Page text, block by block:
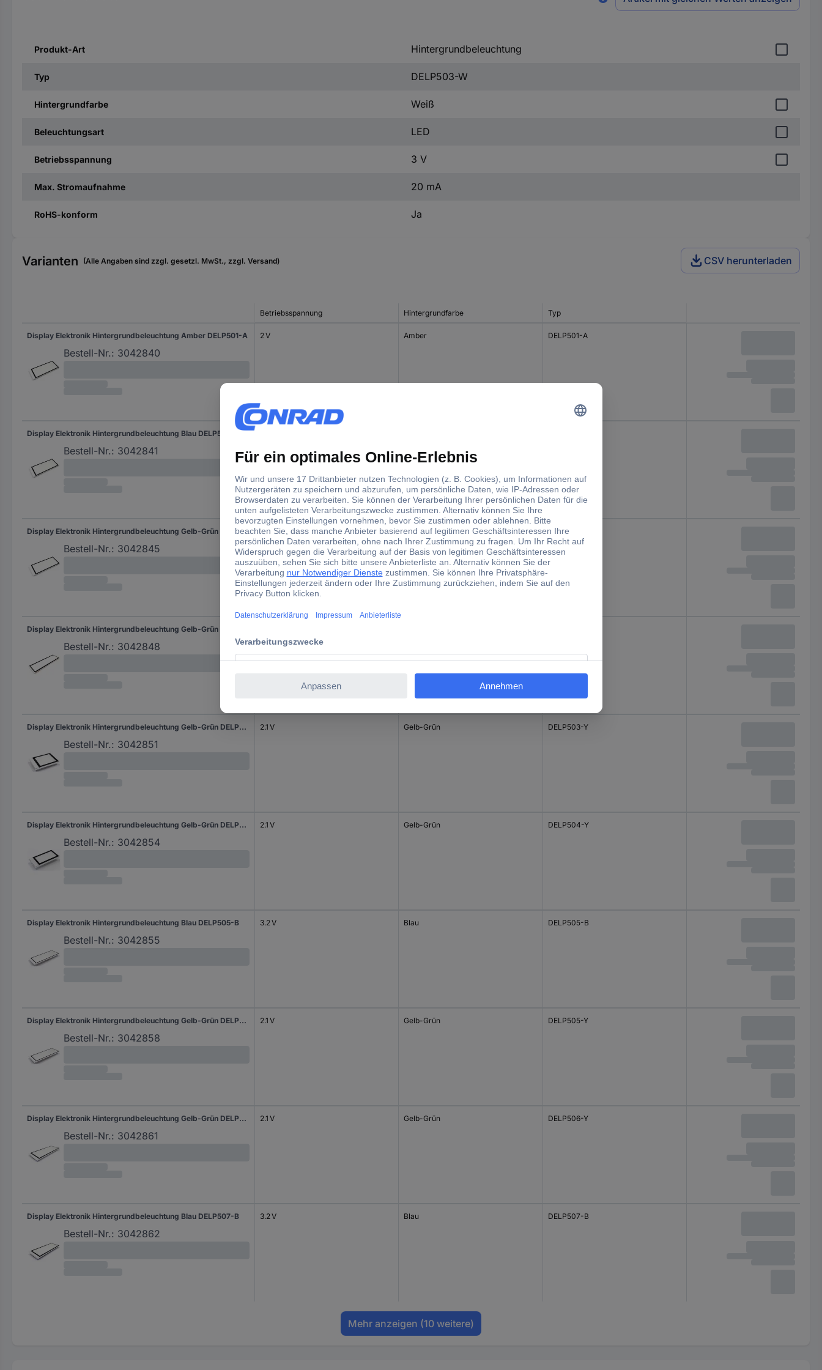
Produkt-Art Hintergrundbeleuchtung
Typ DELP503-W
Hintergrundfarbe Weiß
Beleuchtungsart LED
Betriebsspannung 3 V
Max. Stromaufnahme 20 mA
RoHS-konform Ja
Varianten (Alle Angaben sind zzgl. gesetzl. MwSt., zzgl. Versand) CSV herunterladen
Betriebsspannung Hintergrundfarbe Typ
Display Elektronik Hintergrundbeleuchtung Amber DELP501-A
Bestell-Nr.: 3042840
2 V Amber DELP501-A
Display Elektronik Hintergrundbeleuchtung Blau DELP501-B
Bestell-Nr.: 3042841
Display Elektronik Hintergrundbeleuchtung Gelb-Grün DELP501-Y
Bestell-Nr.: 3042845
2 V Gelb-Grün DELP501-Y
Bestell-Nr.: 3042848
Display Elektronik Hintergrundbeleuchtung Gelb-Grün DELP503-Y
Bestell-Nr.: 3042851
2.1 V Gelb-Grün DELP503-Y
Display Elektronik Hintergrundbeleuchtung Gelb-Grün DELP504-Y
Bestell-Nr.: 3042854
2.1 V Gelb-Grün DELP504-Y
Display Elektronik Hintergrundbeleuchtung Blau DELP505-B
Bestell-Nr.: 3042855
3.2 V Blau DELP505-B
Display Elektronik Hintergrundbeleuchtung Gelb-Grün DELP505-Y
Bestell-Nr.: 3042858
2.1 V Gelb-Grün DELP505-Y
Display Elektronik Hintergrundbeleuchtung Gelb-Grün DELP506-Y
Bestell-Nr.: 3042861
2.1 V Gelb-Grün DELP506-Y
Display Elektronik Hintergrundbeleuchtung Blau DELP507-B
Bestell-Nr.: 3042862
3.2 V Blau DELP507-B
Mehr anzeigen (10 weitere)